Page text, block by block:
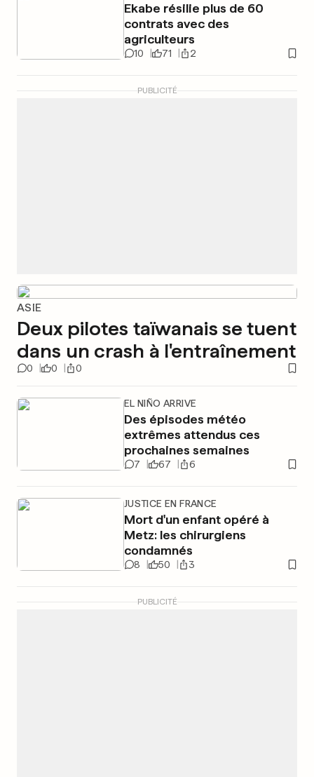
Ekabe résilie plus de 60
contrats avec des
agriculteurs
10 71 2
PUBLICITÉ
ASIE
Deux pilotes taïwanais se tuent
dans un crash à l'entraînement
0 0 0
EL NIÑO ARRIVE
Des épisodes météo
extrêmes attendus ces
prochaines semaines
7 67 6
JUSTICE EN FRANCE
Mort d'un enfant opéré à
Metz: les chirurgiens
condamnés
8 50 3
PUBLICITÉ